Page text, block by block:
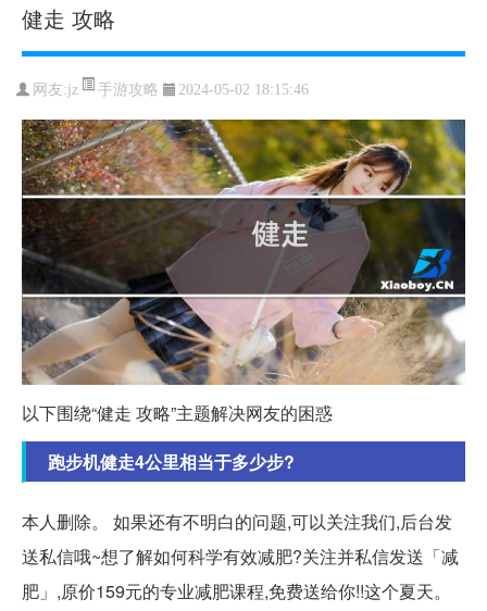
健走 攻略
网友:jz 手游攻略 2024-05-02 18:15:46
以下围绕“健走 攻略”主题解决网友的困惑
跑步机健走4公里相当于多少步?
本人删除。 如果还有不明白的问题,可以关注我们,后台发
送私信哦~想了解如何科学有效减肥?关注并私信发送「减
肥」,原价159元的专业减肥课程,免费送给你!!这个夏天。